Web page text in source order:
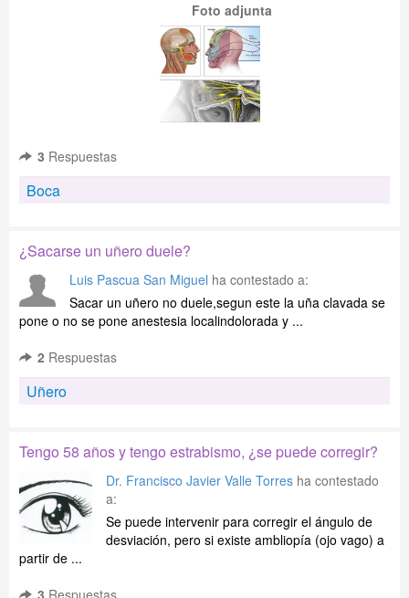
Foto adjunta
3 Respuestas
Boca
¿Sacarse un uñero duele?
Luis Pascua San Miguel ha contestado a:
Sacar un uñero no duele,segun este la uña clavada se
pone o no se pone anestesia localindolorada y ...
2 Respuestas
Uñero
Tengo 58 años y tengo estrabismo, ¿se puede corregir?
Dr. Francisco Javier Valle Torres ha contestado
a:
Se puede intervenir para corregir el ángulo de
desviación, pero si existe ambliopía (ojo vago) a
partir de ...
3 Respuestas